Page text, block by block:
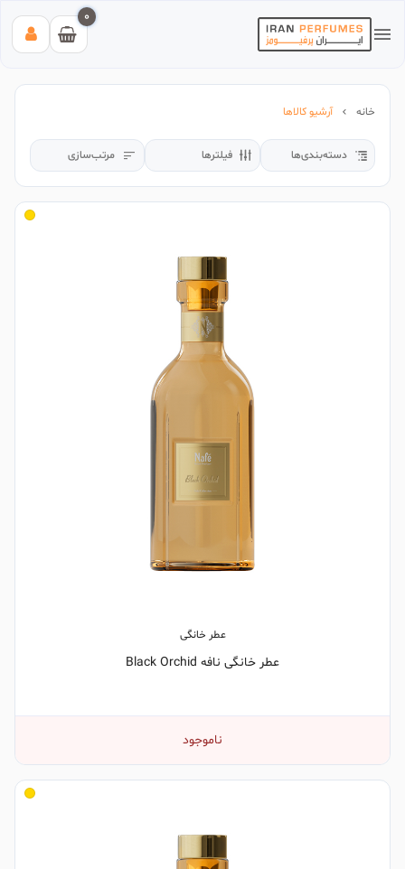
0
بیشترین جستجوی‌های اخیر:
خانه آرشیو کالاها
دسته‌بندی‌ها فیلترها مرتب‌سازی
عطر خانگی
عطر خانگی نافه Black Orchid
ناموجود